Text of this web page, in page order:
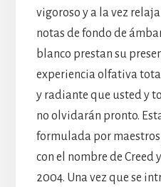
vigoroso y a la vez
notas de fondo de
blanco prestan su
experiencia olfativa
y radiante que usted y
no olvidarán pronto.
formulada por
con el nombre de Creed
2004. Una vez que se